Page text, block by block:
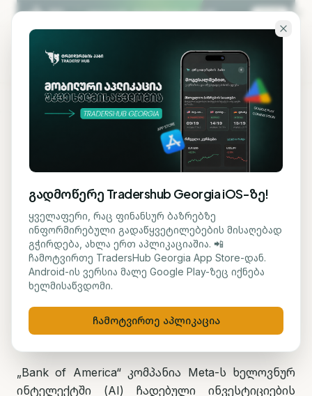
გადადი ძირითად შინაარსზე
KA EN
ᲡᲐᲤᲝᲜᲓᲝ
Meta-ს აქციების სამიზნე
ფასი 835 დოლარზე
შენარჩუნდა
მარიამ ქადარია 1 ივნისი, 2026 1 წთ კითხვა
„Bank of America“ კომპანია Meta-ს ხელოვნურ
ინტელექტში (AI) ჩადებული ინვესტიციების
გადმოწერე Tradershub Georgia iOS-ზე!
ყველაფერი, რაც ფინანსურ ბაზრებზე
ინფორმირებული გადაწყვეტილებების მისაღებად
გჭირდება, ახლა ერთ აპლიკაციაშია. 📲
ჩამოტვირთე TradersHub Georgia App Store-დან.
Android-ის ვერსია მალე Google Play-ზეც იქნება
ხელმისაწვდომი.
ჩამოტვირთე აპლიკაცია